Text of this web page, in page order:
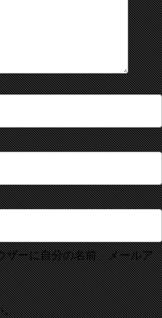
ザーに自分の名前、メールア
。